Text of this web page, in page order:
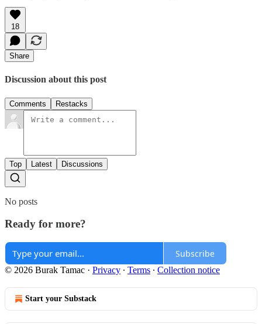
18
Share
Discussion about this post
Comments Restacks
Top Latest Discussions
No posts
Ready for more?
Subscribe
© 2026 Burak Tamac · Privacy ∙ Terms ∙ Collection notice
Start your Substack